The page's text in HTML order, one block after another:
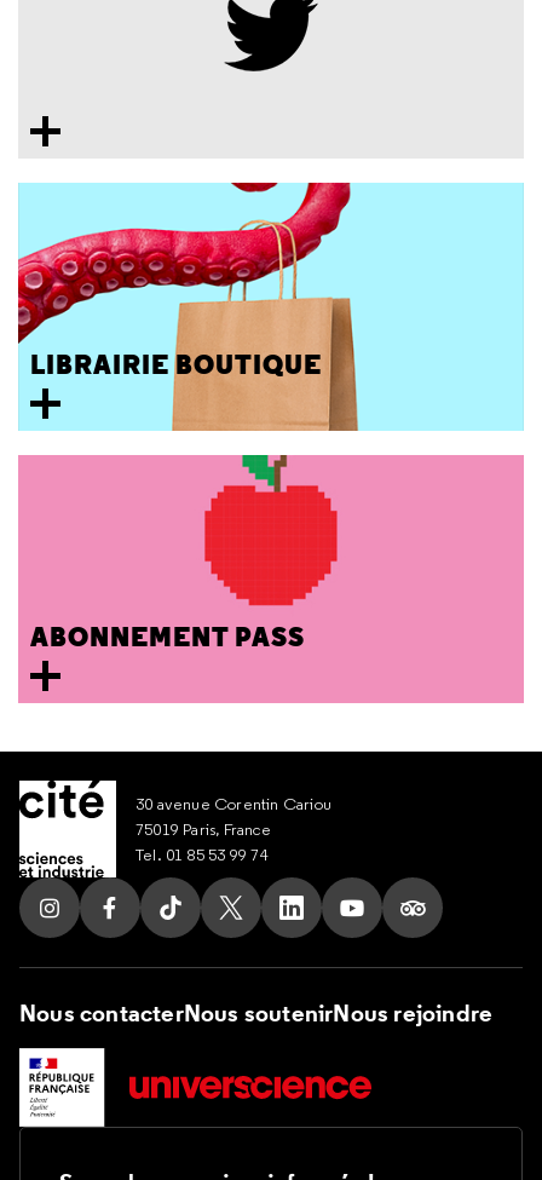
LIBRAIRIE BOUTIQUE
ABONNEMENT PASS
30 avenue Corentin Cariou
75019 Paris, France
Tel. 01 85 53 99 74
Suivez nous sur Instagram
Suivez nous sur Facebook
Suivez nous sur Tik Tok
Suivez nous sur X
Suivez nous sur LinkedIn
Suivez nous sur
Suivez nous
Nous contacterNous soutenirNous rejoindre